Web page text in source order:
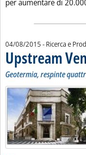
per aumentare di
04/08/2015 - Ricerca e
Upstream
Geotermia, respinte